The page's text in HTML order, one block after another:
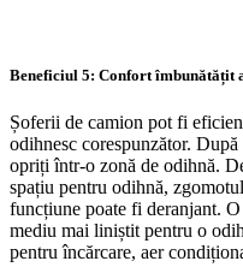
Beneficiul 5: Confort îmbunătățit
Șoferii de camion pot fi
odihnesc corespunzător.
opriți într-o zonă de odihnă.
spațiu pentru odihnă,
funcțiune poate fi deranjant.
mediu mai liniștit pentru o
pentru încărcare, aer